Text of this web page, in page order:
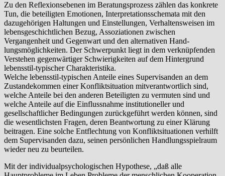
Zu den Reflexionsebenen im Beratungsprozess zählen das konkrete
Tun, die beteiligten Emo­tionen, Interpretationsschemata mit den
dazugehörigen Haltungen und Ein­stellungen, Verhaltensweisen im
lebensgeschichtlichen Bezug, Assoziatio­nen zwischen
Vergangenheit und Gegenwart und den alternativen Hand­
lungsmöglichkeiten. Der Schwerpunkt liegt in dem verknüpfenden
Verste­hen gegenwärtiger Schwierigkeiten auf dem Hintergrund
lebensstil-typi­scher Charakteristika.
Welche lebensstil-typischen Anteile eines Supervisanden an dem
Zustan­dekommen einer Konfliktsituation mitverantwortlich sind,
welche Anteile bei den anderen Beteiligten zu vermuten sind und
welche Anteile auf die Einflussnahme institutioneller und
gesellschaftlicher Bedingungen zurück­geführt werden können, sind
die wesentlichsten Fragen, deren Beantwor­tung zu einer Klärung
beitragen. Eine solche Entflechtung von Konfliktsituationen verhilft
dem Supervisan­den dazu, seinen persönlichen Handlungsspielraum
wieder neu zu beurtei­len.
Mit der individualpsychologischen Hypothese, „daß alle